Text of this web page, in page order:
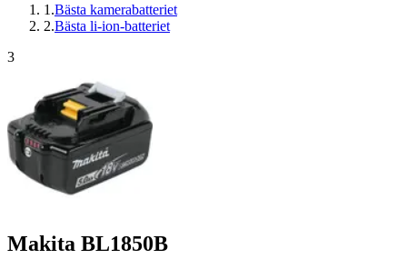
1 .Bästa kamerabatteriet
2.Bästa li-ion-batteriet
3
Makita BL1850B